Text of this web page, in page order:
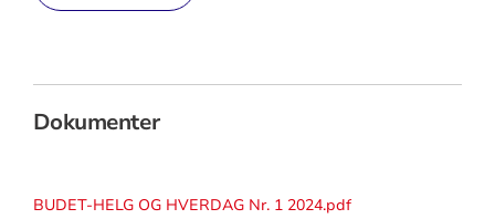
Dokumenter
BUDET-HELG OG HVERDAG Nr. 1 2024.pdf